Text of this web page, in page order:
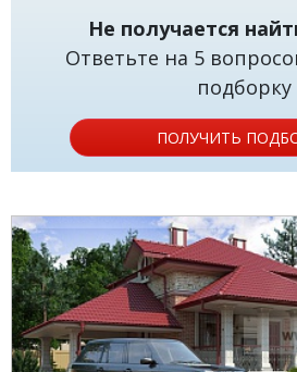
Не получается
Ответьте на 5
подборку
ПОЛУЧИТЬ